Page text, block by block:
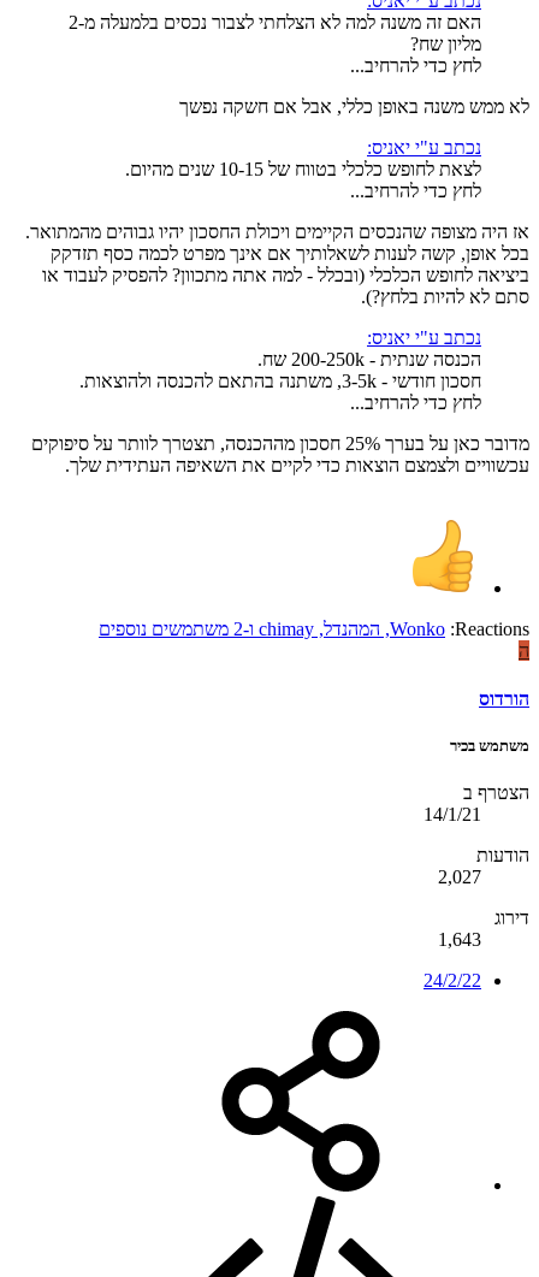
האם זה משנה למה לא הצלחתי לצבור נכסים בלמעלה מ-2
מליון שח?
לחץ כדי להרחיב...
לא ממש משנה באופן כללי, אבל אם חשקה נפשך
נכתב ע"י יאניס:
לצאת לחופש כלכלי בטווח של 10-15 שנים מהיום.
לחץ כדי להרחיב...
אז היה מצופה שהנכסים הקיימים ויכולת החסכון יהיו גבוהים מהמתואר.
בכל אופן, קשה לענות לשאלותיך אם אינך מפרט לכמה כסף תזדקק
ביציאה לחופש הכלכלי (ובכלל - למה אתה מתכוון? להפסיק לעבוד או
סתם לא להיות בלחץ?).
נכתב ע"י יאניס:
הכנסה שנתית - 200-250k שח.
חסכון חודשי - 3-5k, משתנה בהתאם להכנסה ולהוצאות.
לחץ כדי להרחיב...
מדובר כאן על בערך 25% חסכון מההכנסה, תצטרך לוותר על סיפוקים
עכשוויים ולצמצם הוצאות כדי לקיים את השאיפה העתידית שלך.
Reactions:
Wonko
, המהנדל,
chimay ו-2 משתמשים נוספים
ה
הורדוס
משתמש בכיר
הצטרף ב
14/1/21
הודעות
2,027
דירוג
1,643
24/2/22